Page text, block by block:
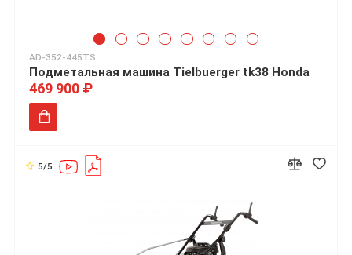
AD-352-445TS
Подметальная машина Tielbuerger tk38 Honda
469 900 ₽
5/5